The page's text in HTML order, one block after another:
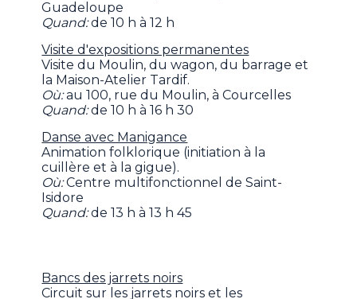
Guadeloupe
Quand:de 10 h à 12 h
Visite d'expositions permanentes
Visite du Moulin, du wagon, du barrage et
la Maison-Atelier Tardif.
Où:au 100, rue du Moulin, à Courcelles
Quand:de 10 h à 16 h 30
Danse avec Manigance
Animation folklorique (initiation à la
cuillère et à la gigue).
Où:Centre multifonctionnel de Saint-
Isidore
Quand:de 13 h à 13 h 45
Bancs des jarrets noirs
Circuit sur les jarrets noirs et les